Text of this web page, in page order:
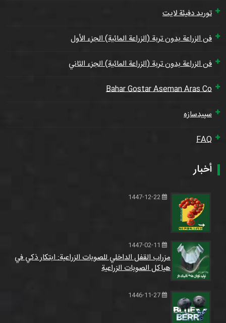
توريد دفيئة لايت
فن الزراعة بدون تربة (الزراعة المائية) الجزء الأول
فن الزراعة بدون تربة (الزراعة المائية) الجزء الثاني
Bahar Gostar Aseman Aras Co
سپیدسازه
FAQ
أخبار
مزراب القفل الداخلي للصوبات الزراعية: ابتكار ذكي في
هياكل الصوبات الزراعية